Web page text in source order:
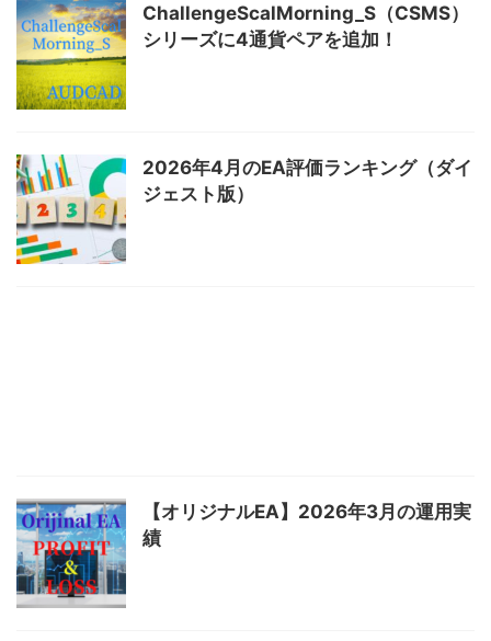
ChallengeScalMorning_S（CSMS）
シリーズに4通貨ペアを追加！
2026年4月のEA評価ランキング（ダイ
ジェスト版）
【オリジナルEA】2026年3月の運用実
績